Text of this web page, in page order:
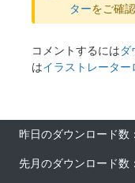
ターをご確
コメントするにはダ
はイラストレーター
昨日のダウンロード数
先月のダウンロード数